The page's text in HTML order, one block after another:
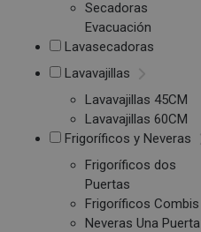
Secadoras
Evacuación
Lavasecadoras
Lavavajillas
Lavavajillas 45CM
Lavavajillas 60CM
Frigoríficos y Neveras
Frigoríficos dos
Puertas
Frigoríficos Combis
Neveras Una Puerta